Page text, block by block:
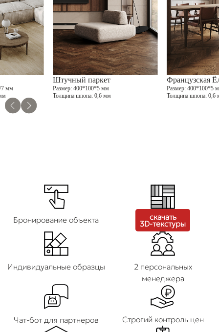
7 мм
Штучный паркет
Размер: 400*100*5 мм
Толщина шпона: 0,6 мм
Французская
Размер: 400*100*5
Толщина шпона: 0,6
Бронирование объекта скачать
3D-текстуры
Индивидуальные образцы
2 персональных
менеджера
Чат-бот для партнеров Строгий контроль цен